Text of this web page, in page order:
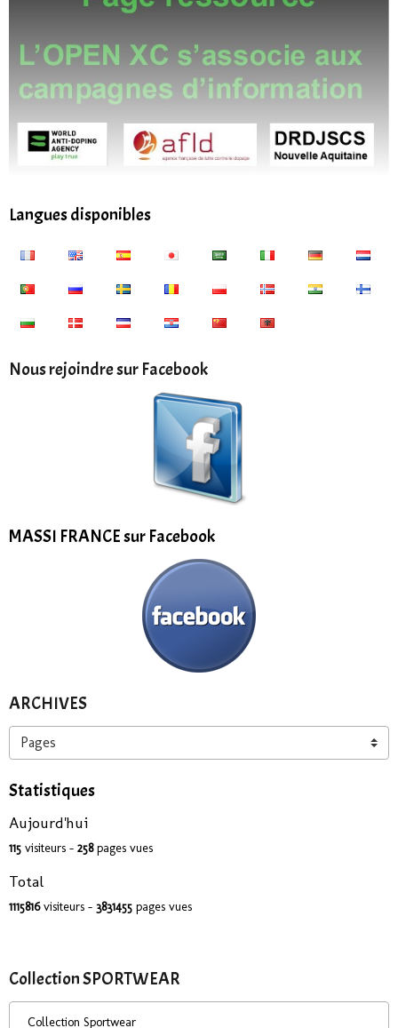
Langues disponibles
Nous rejoindre sur Facebook
MASSI FRANCE sur Facebook
ARCHIVES
Statistiques
Aujourd'hui
115 visiteurs - 258pages vues
Total
1115816visiteurs - 3831455 pages vues
Collection SPORTWEAR
Collection Sportwear